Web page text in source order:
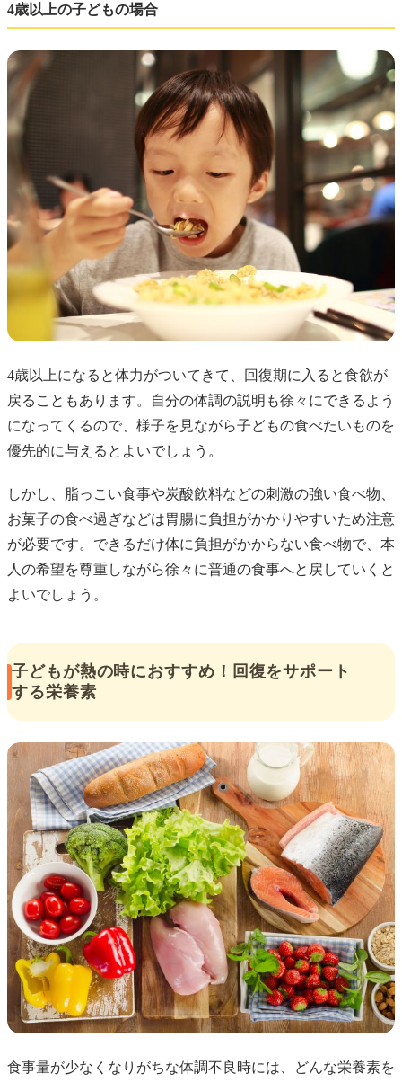
4歳以上の子どもの場合
4歳以上になると体力がついてきて、回復期に入ると食欲が
戻ることもあります。自分の体調の説明も徐々にできるよう
になってくるので、様子を見ながら子どもの食べたいものを
優先的に与えるとよいでしょう。
しかし、脂っこい食事や炭酸飲料などの刺激の強い食べ物、
お菓子の食べ過ぎなどは胃腸に負担がかかりやすいため注意
が必要です。できるだけ体に負担がかからない食べ物で、本
人の希望を尊重しながら徐々に普通の食事へと戻していくと
よいでしょう。
子どもが熱の時におすすめ！回復をサポート
する栄養素
食事量が少なくなりがちな体調不良時には、どんな栄養素を